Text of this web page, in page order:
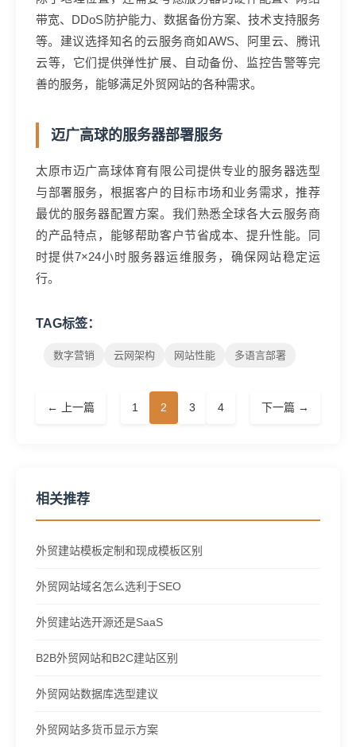
带宽、DDoS防护能力、数据备份方案、技术支持服务
等。建议选择知名的云服务商如AWS、阿里云、腾讯
云等，它们提供弹性扩展、自动备份、监控告警等完
善的服务，能够满足外贸网站的各种需求。
迈广高球的服务器部署服务
太原市迈广高球体育有限公司提供专业的服务器选型
与部署服务，根据客户的目标市场和业务需求，推荐
最优的服务器配置方案。我们熟悉全球各大云服务商
的产品特点，能够帮助客户节省成本、提升性能。同
时提供7×24小时服务器运维服务，确保网站稳定运
行。
TAG标签：
数字营销 云网架构 网站性能 多语言部署
← 上一篇 1 2 3 4 下一篇 →
相关推荐
外贸建站模板定制和现成模板区别
外贸网站域名怎么选利于SEO
外贸建站选开源还是SaaS
B2B外贸网站和B2C建站区别
外贸网站数据库选型建议
外贸网站多货币显示方案